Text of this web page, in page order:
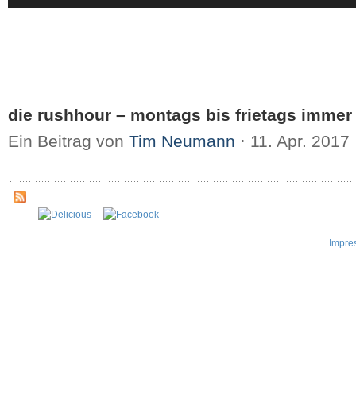
die rushhour – montags bis frietags
Ein Beitrag von Tim Neumann ⋅ 11. Apr. 2017